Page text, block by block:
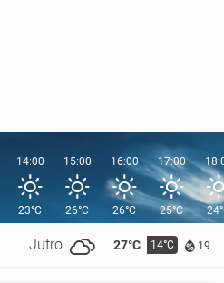
Jutro 27°C 14°C 19
14:00
23°C
15:00
26°C
16:00
26°C
17:00
25°C